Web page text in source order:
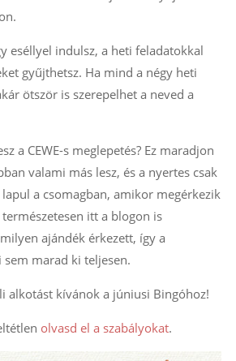
eséllyel indulsz, a heti feladatokkal
gyűjthetsz. Ha mind a négy heti
ötször is szerepelhet a neved a
a CEWE-s meglepetés? Ez maradjon
valami más lesz, és a nyertes csak
a csomagban, amikor megérkezik
itt a blogon is
ajándék érkezett, így a
marad ki teljesen.
alkotást kívánok a júniusi Bingóhoz!
olvasd el a szabályokat.